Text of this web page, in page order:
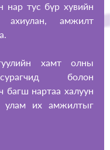
нар тус бүр хувийн
ахиулан, амжилт
хамт олны
болон
багш нартаа халуун
улам их амжилтыг